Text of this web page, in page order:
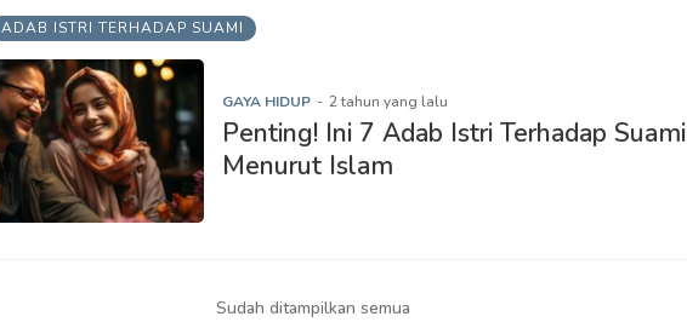
ADAB ISTRI TERHADAP SUAMI
GAYA HIDUP - 2 tahun yang lalu
Penting! Ini 7 Adab Istri Terhadap Suami
Menurut Islam
Sudah ditampilkan semua